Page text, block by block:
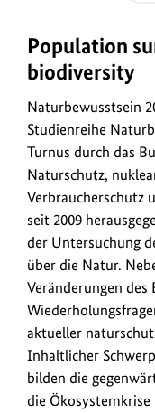
Population
biodiversity
Naturbewusstsein
Studienreihe
Turnus durch das
Naturschutz,
Verbraucherschutz
seit 2009
der Untersuchung
über die Natur.
Veränderungen des
aktueller
Inhaltlicher
bilden die
die